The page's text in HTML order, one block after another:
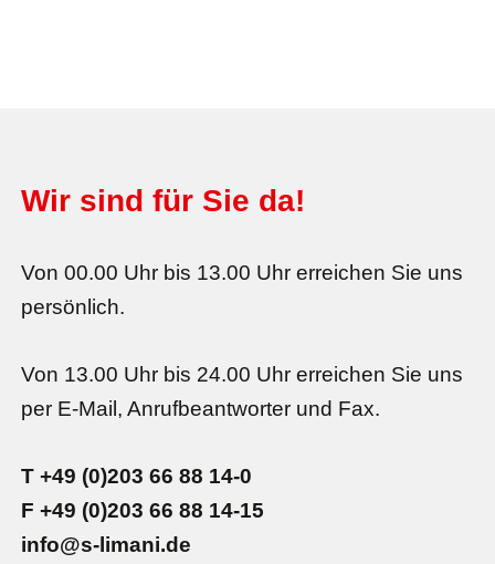
Wir sind für Sie da!
Von 00.00 Uhr bis 13.00 Uhr erreichen Sie uns
persönlich.
Von 13.00 Uhr bis 24.00 Uhr erreichen Sie uns
per E-Mail, Anrufbeantworter und Fax.
T +49 (0)203 66 88 14-0
F +49 (0)203 66 88 14-15
info@s-limani.de